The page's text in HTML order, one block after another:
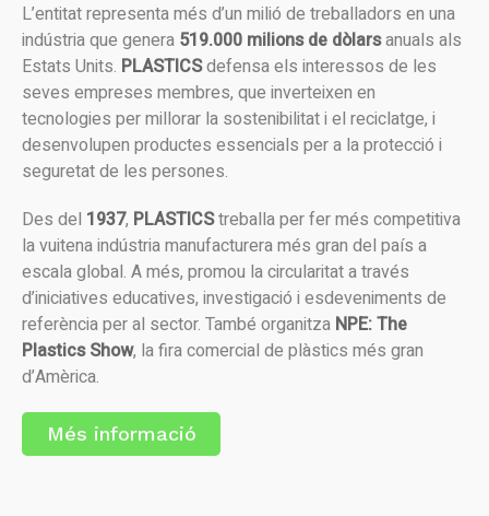
L’entitat representa més d’un milió de treballadors en una
indústria que genera 519.000 milions de dòlarsanuals als
Estats Units. PLASTICSdefensa els interessos de les
seves empreses membres, que inverteixen en
tecnologies per millorar la sostenibilitat i el reciclatge, i
desenvolupen productes essencials per a la protecció i
seguretat de les persones.
Des del 1937, PLASTICStreballa per fer més competitiva
la vuitena indústria manufacturera més gran del país a
escala global. A més, promou la circularitat a través
d’iniciatives educatives, investigació i esdeveniments de
referència per al sector. També organitza NPE: The
Plastics Show, la fira comercial de plàstics més gran
d’Amèrica.
Més informació